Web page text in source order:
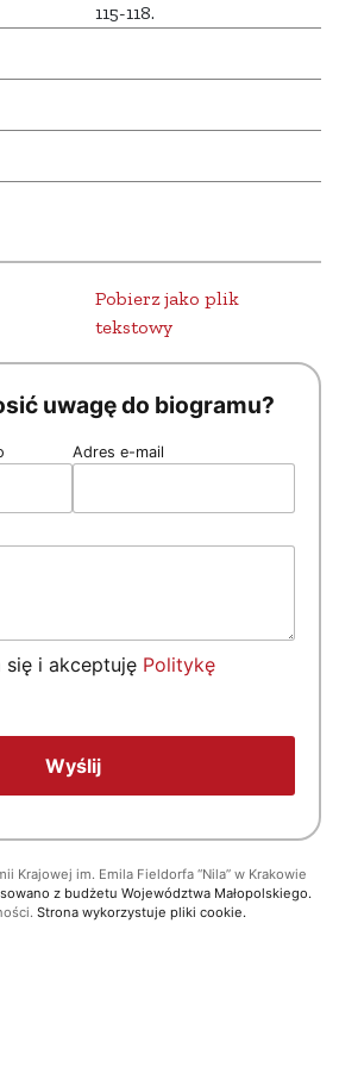
115-118.
Pobierz jako plik
tekstowy
uwagę do biogramu?
Adres e-mail
się i akceptuję Politykę
Krajowej im. Emila Fieldorfa “Nila” w Krakowie
z budżetu Województwa Małopolskiego.
Strona wykorzystuje pliki cookie.